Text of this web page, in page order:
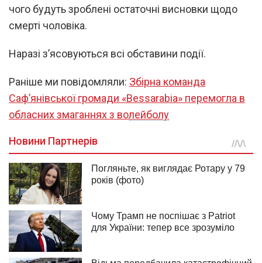
чого будуть зроблені остаточні висновки щодо
смерті чоловіка.
Наразі з’ясовуються всі обставини події.
Раніше ми повідомляли: Збірна команда
Саф’янівської громади «Bessarabiа» перемогла в
обласних змаганнях з волейболу